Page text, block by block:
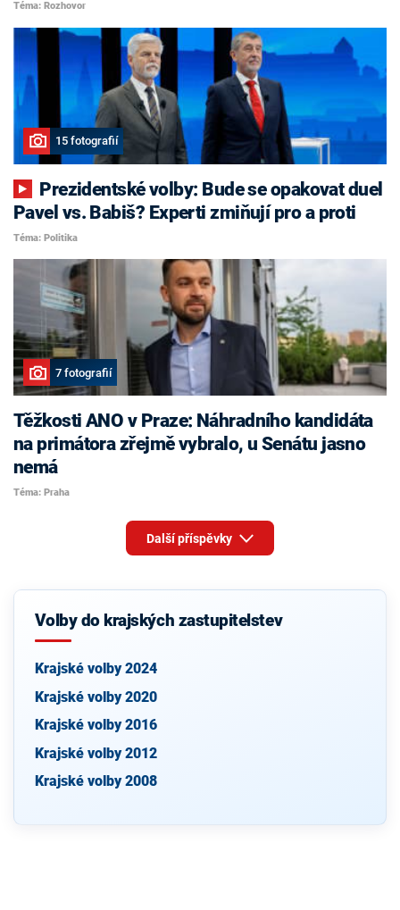
Téma: Rozhovor
15 fotografií
Pavel vs. Babiš? Experti zmiňují pro a proti
Téma: Politika
7 fotografií
Těžkosti ANO v Praze: Náhradního kandidáta
na primátora zřejmě vybralo, u Senátu jasno
nemá
Téma: Praha
Další příspěvky
Volby do krajských zastupitelstev
Krajské volby 2024
Krajské volby 2020
Krajské volby 2016
Krajské volby 2012
Krajské volby 2008